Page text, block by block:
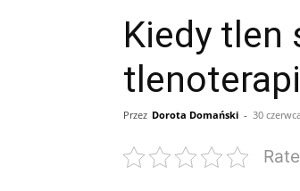
Kiedy tlen
Przez Dorota Domański - 30